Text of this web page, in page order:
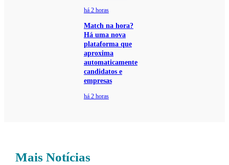
há 2 horas
Match na hora?
Há uma nova
plataforma que
aproxima
automaticamente
candidatos e
empresas
há 2 horas
Mais Notícias